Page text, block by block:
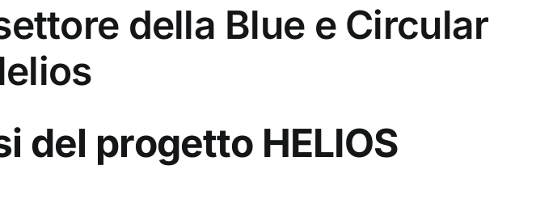
della Blue e Circular
del progetto HELIOS